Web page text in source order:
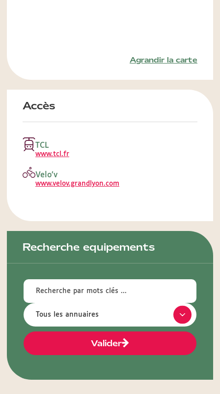
Agrandir la carte
Accès
TCL
www.tcl.fr
Velo’v
www.velov.grandlyon.com
Recherche equipements
Valider